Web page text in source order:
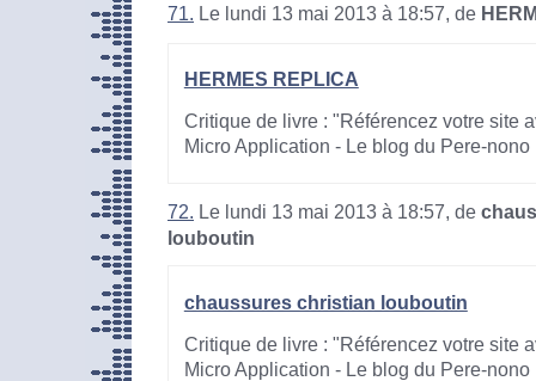
71. Le lundi 13 mai 2013 à 18:57, de
HERMES REPLICA
Critique de livre : "Référencez votre site
Micro Application - Le blog du Pere-nono
72. Le lundi 13 mai 2013 à 18:57, de
louboutin
chaussures christian louboutin
Critique de livre : "Référencez votre site
Micro Application - Le blog du Pere-nono